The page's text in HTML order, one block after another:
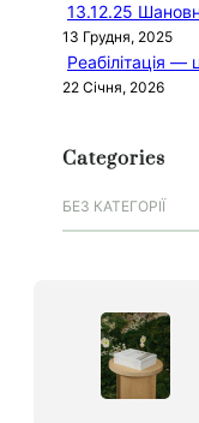
13.12.25
13 Грудня, 2025
Реабілітація —
22 Січня, 2026
Categories
БЕЗ КАТЕГОРІЇ